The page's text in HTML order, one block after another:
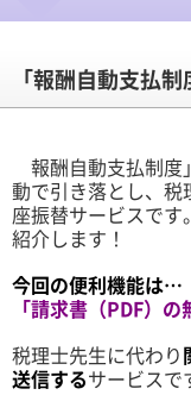
「報酬自動支払
報酬自動支払制度
動で引き落とし、税
座振替サービスで
紹介します！
今回の便利機能は…
「請求書（PDF）の
税理士先生に代わり
送信するサービスで